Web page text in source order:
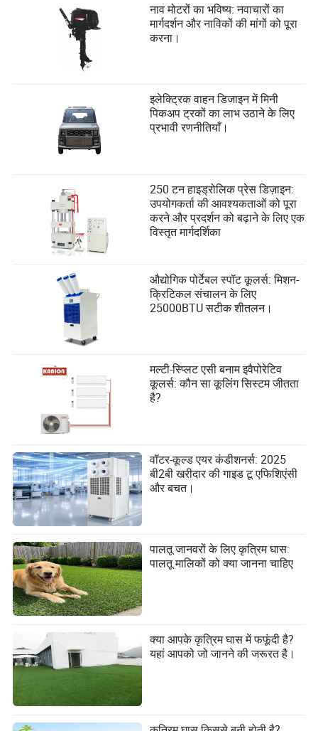
नाव मोटरों का भविष्य: नवाचारों का
मार्गदर्शन और नाविकों की मांगों को पूरा
करना।
इलेक्ट्रिक वाहन डिजाइन में मिनी
पिकअप ट्रकों का लाभ उठाने के लिए
प्रभावी रणनीतियाँ।
250 टन हाइड्रोलिक प्रेस डिज़ाइन:
उपयोगकर्ता की आवश्यकताओं को पूरा
करने और प्रदर्शन को बढ़ाने के लिए एक
विस्तृत मार्गदर्शिका
औद्योगिक पोर्टेबल स्पॉट कूलर्स: मिशन-
क्रिटिकल संचालन के लिए
25000BTU सटीक शीतलन।
मल्टी-स्प्लिट एसी बनाम इवैपोरेटिव
कूलर्स: कौन सा कूलिंग सिस्टम जीतता
है?
वॉटर-कूल्ड एयर कंडीशनर्स: 2025
बी2बी खरीदार की गाइड टू एफिशिएंसी
और बचत।
पालतू जानवरों के लिए कृत्रिम घास:
पालतू मालिकों को क्या जानना चाहिए
क्या आपके कृत्रिम घास में फफूंदी है?
यहां आपको जो जानने की जरूरत है।